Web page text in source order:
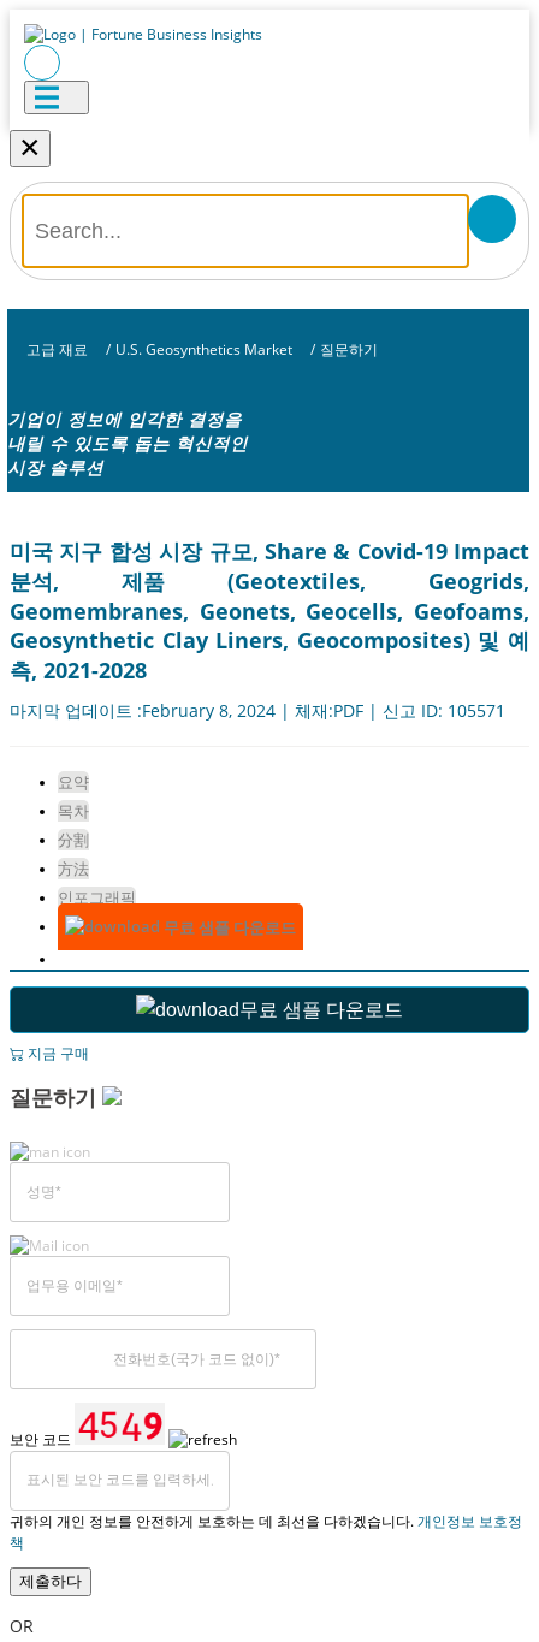
×
고급 재료 / U.S. Geosynthetics Market / 질문하기
기업이 정보에 입각한 결정을
내릴 수 있도록 돕는 혁신적인
시장 솔루션
미국 지구 합성 시장 규모, Share & Covid-19 Impact
분석, 제품 (Geotextiles, Geogrids,
Geomembranes, Geonets, Geocells, Geofoams,
Geosynthetic Clay Liners, Geocomposites) 및 예
측, 2021-2028
마지막 업데이트 :February 8, 2024 | 체재:PDF | 신고 ID: 105571
요약
목차
分割
方法
인포그래픽
무료 샘플 다운로드
무료 샘플 다운로드
지금 구매
질문하기
보안 코드
귀하의 개인 정보를 안전하게 보호하는 데 최선을 다하겠습니다.개인정보 보호정
책
제출하다
OR